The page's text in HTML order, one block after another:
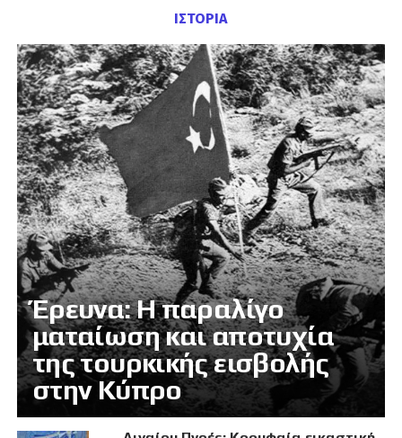
ΙΣΤΟΡΙΑ
Έρευνα: Η παραλίγο
ματαίωση και αποτυχία
της τουρκικής εισβολής
στην Κύπρο